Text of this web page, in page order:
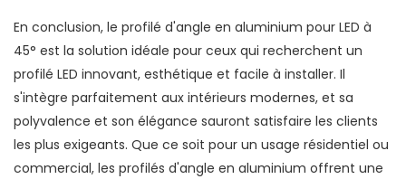
En conclusion, le profilé d'angle en aluminium pour LED à
45° est la solution idéale pour ceux qui recherchent un
profilé LED innovant, esthétique et facile à installer. Il
s'intègre parfaitement aux intérieurs modernes, et sa
polyvalence et son élégance sauront satisfaire les clients
les plus exigeants. Que ce soit pour un usage résidentiel ou
commercial, les profilés d'angle en aluminium offrent une